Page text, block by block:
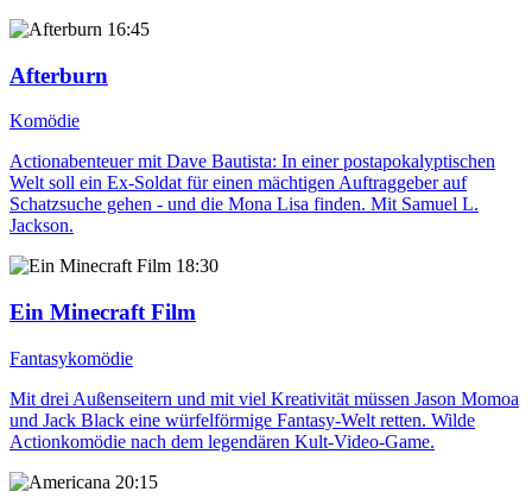
16:45
Afterburn
Komödie
Actionabenteuer mit Dave Bautista: In einer postapokalyptischen
Welt soll ein Ex-Soldat für einen mächtigen Auftraggeber auf
Schatzsuche gehen - und die Mona Lisa finden. Mit Samuel L.
Jackson.
18:30
Ein Minecraft Film
Fantasykomödie
Mit drei Außenseitern und mit viel Kreativität müssen Jason Momoa
und Jack Black eine würfelförmige Fantasy-Welt retten. Wilde
Actionkomödie nach dem legendären Kult-Video-Game.
20:15